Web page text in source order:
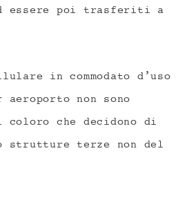
essere poi trasferiti a
in commodato d’uso
non sono
che decidono di
strutture terze non del